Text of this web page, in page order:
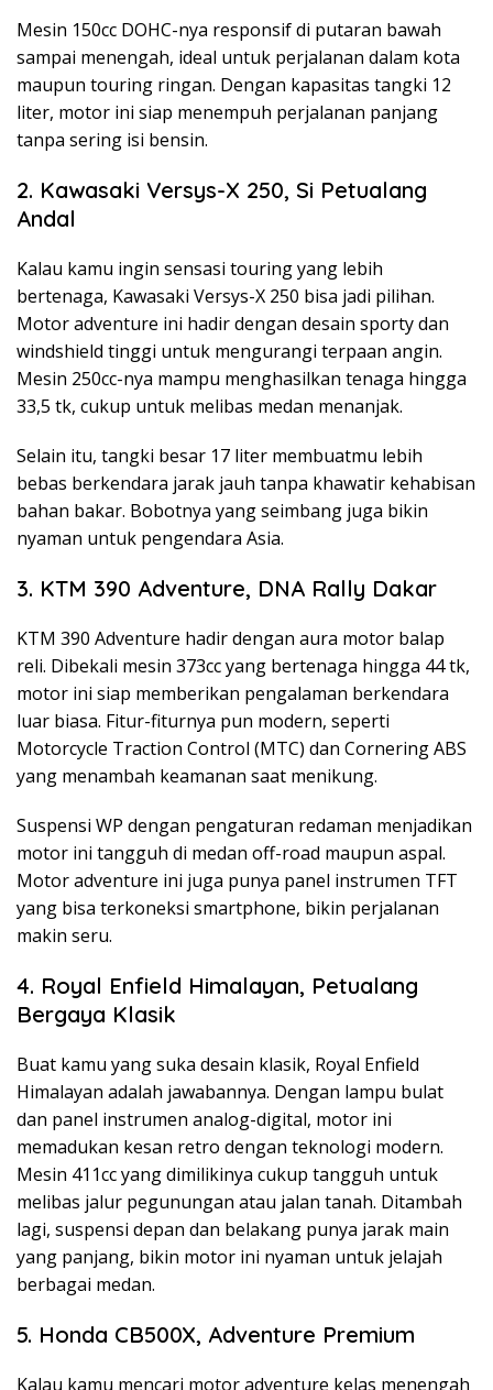
Mesin 150cc DOHC-nya responsif di putaran bawah
sampai menengah, ideal untuk perjalanan dalam kota
maupun touring ringan. Dengan kapasitas tangki 12
liter, motor ini siap menempuh perjalanan panjang
tanpa sering isi bensin.
2. Kawasaki Versys-X 250, Si Petualang
Andal
Kalau kamu ingin sensasi touring yang lebih
bertenaga, Kawasaki Versys-X 250 bisa jadi pilihan.
Motor adventure ini hadir dengan desain sporty dan
windshield tinggi untuk mengurangi terpaan angin.
Mesin 250cc-nya mampu menghasilkan tenaga hingga
33,5 tk, cukup untuk melibas medan menanjak.
Selain itu, tangki besar 17 liter membuatmu lebih
bebas berkendara jarak jauh tanpa khawatir kehabisan
bahan bakar. Bobotnya yang seimbang juga bikin
nyaman untuk pengendara Asia.
3. KTM 390 Adventure, DNA Rally Dakar
KTM 390 Adventure hadir dengan aura motor balap
reli. Dibekali mesin 373cc yang bertenaga hingga 44 tk,
motor ini siap memberikan pengalaman berkendara
luar biasa. Fitur-fiturnya pun modern, seperti
Motorcycle Traction Control (MTC) dan Cornering ABS
yang menambah keamanan saat menikung.
Suspensi WP dengan pengaturan redaman menjadikan
motor ini tangguh di medan off-road maupun aspal.
Motor adventure ini juga punya panel instrumen TFT
yang bisa terkoneksi smartphone, bikin perjalanan
makin seru.
4. Royal Enfield Himalayan, Petualang
Bergaya Klasik
Buat kamu yang suka desain klasik, Royal Enfield
Himalayan adalah jawabannya. Dengan lampu bulat
dan panel instrumen analog-digital, motor ini
memadukan kesan retro dengan teknologi modern.
Mesin 411cc yang dimilikinya cukup tangguh untuk
melibas jalur pegunungan atau jalan tanah. Ditambah
lagi, suspensi depan dan belakang punya jarak main
yang panjang, bikin motor ini nyaman untuk jelajah
berbagai medan.
5. Honda CB500X, Adventure Premium
Kalau kamu mencari motor adventure kelas menengah